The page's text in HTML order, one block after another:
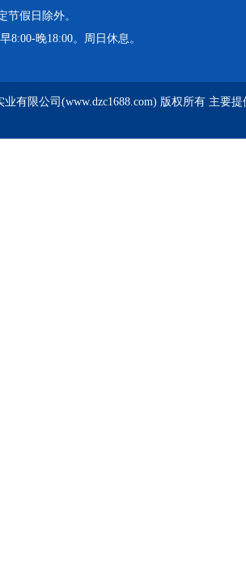
节假日除外。
8:00-晚18:00。周日休息。
有限公司(www.dzc1688.com) 版权所有 主要提